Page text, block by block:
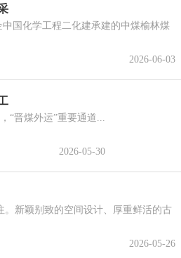
国化学工程二化建承建的中煤榆林煤
2026-06-03
“晋煤外运”重要通道...
2026-05-30
。新颖别致的空间设计、厚重鲜活的古
2026-05-26